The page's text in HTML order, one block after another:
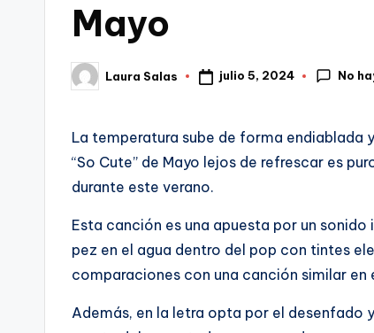
Mayo
Publicado
por
Laura Salas julio 5, 2024 No
La temperatura sube de forma endiablada
“So Cute” de Mayo lejos de refrescar es
durante este verano.
Esta canción es una apuesta por un
pez en el agua dentro del pop con tintes
comparaciones con una canción similar en
Además, en la letra opta por el desenfado